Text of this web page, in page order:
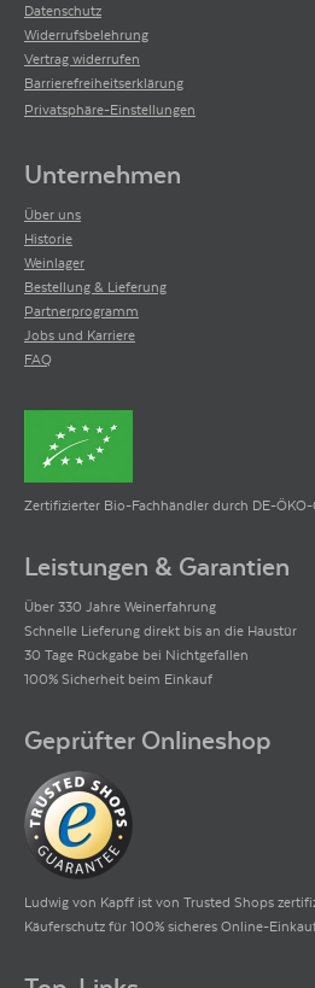
Datenschutz
Widerrufsbelehrung
Vertrag widerrufen
Barrierefreiheitserklärung
Privatsphäre-Einstellungen
Unternehmen
Über uns
Historie
Weinlager
Bestellung & Lieferung
Partnerprogramm
Jobs und Karriere
FAQ
Zertifizierter Bio-Fachhändler durch DE-
Leistungen & Garantien
Über 330 Jahre Weinerfahrung
Schnelle Lieferung direkt bis an die Haustür
30 Tage Rückgabe bei Nichtgefallen
100% Sicherheit beim Einkauf
Geprüfter Onlineshop
Ludwig von Kapff ist von Trusted Shops
Käuferschutz für 100% sicheres Online-